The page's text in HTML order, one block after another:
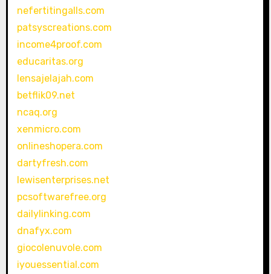
nefertitingalls.com
patsyscreations.com
income4proof.com
educaritas.org
lensajelajah.com
betflik09.net
ncaq.org
xenmicro.com
onlineshopera.com
dartyfresh.com
lewisenterprises.net
pcsoftwarefree.org
dailylinking.com
dnafyx.com
giocolenuvole.com
iyouessential.com